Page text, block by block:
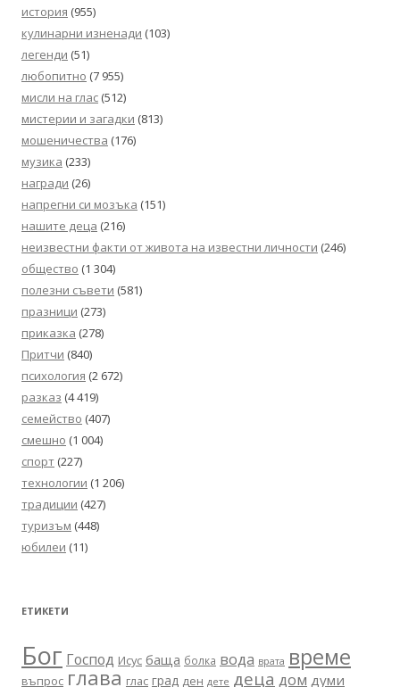
история (955)
кулинарни изненади (103)
легенди (51)
любопитно (7 955)
мисли на глас (512)
мистерии и загадки (813)
мошеничества (176)
музика (233)
награди (26)
напрегни си мозъка (151)
нашите деца (216)
неизвестни факти от живота на известни личности (246)
общество (1 304)
полезни съвети (581)
празници (273)
приказка (278)
Притчи (840)
психология (2 672)
разказ (4 419)
семейство (407)
смешно (1 004)
спорт (227)
технологии (1 206)
традиции (427)
туризъм (448)
юбилеи (11)
ЕТИКЕТИ
Бог Господ Исус баща болка вода врата време
въпрос глава глас град ден дете деца дом думи